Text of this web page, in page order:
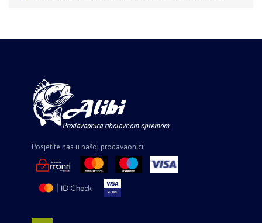
Prodavaonica ribolovnom opremom
Posjetite nas u našoj prodavaonici.